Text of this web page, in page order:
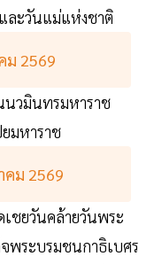
ะวันแม่แห่งชาติ
ม 2569
นวมินทรมหาราช
มหาราช
ม 2569
ชยวันคล้ายวันพระ
พระบรมชนกาธิเบศร